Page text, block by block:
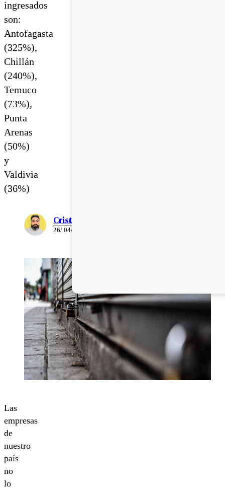
ingresados
son:
Antofagasta
(325%),
Chillán
(240%),
Temuco
(73%),
Punta
Arenas
(50%)
y
Valdivia
(36%)
Cristián Meza
26/ 04/ 2023
Las
empresas
de
nuestro
país
no
lo